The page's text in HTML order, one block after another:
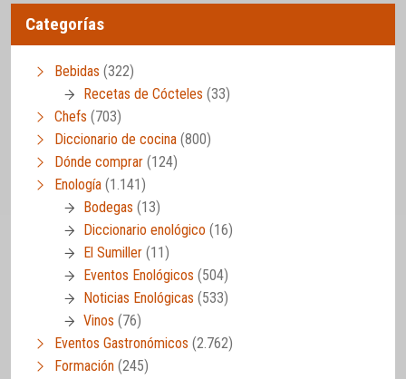
Categorías
Bebidas (322)
Recetas de Cócteles (33)
Chefs (703)
Diccionario de cocina (800)
Dónde comprar (124)
Enología (1.141)
Bodegas (13)
Diccionario enológico (16)
El Sumiller (11)
Eventos Enológicos (504)
Noticias Enológicas (533)
Vinos (76)
Eventos Gastronómicos (2.762)
Formación (245)